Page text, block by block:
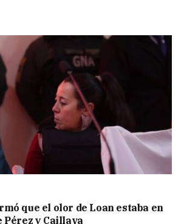
que el olor de Loan estaba en
Pérez y Caillava